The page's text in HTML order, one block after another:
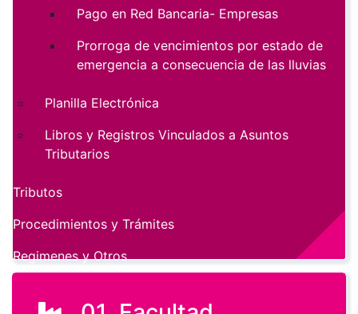
Pago en Red Bancaria- Empresas
Prorroga de vencimientos por estado de
emergencia a consecuencia de las lluvias
Planilla Electrónica
Libros y Registros Vinculados a Asuntos
Tributarios
Tributos
Procedimientos y Trámites
Regimenes y Otros